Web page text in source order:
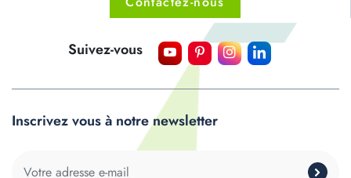
Suivez-vous
Inscrivez vous à notre newsletter